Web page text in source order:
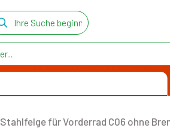
Stahlfelge für Vorderrad C06 ohne